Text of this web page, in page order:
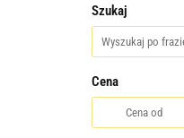
Szukaj
Cena